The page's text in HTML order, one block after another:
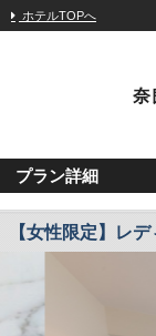
ホテルTOPへ
奈
プラン詳細
【女性限定】レ